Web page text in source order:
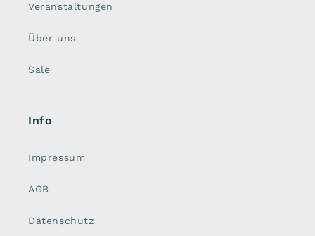
Veranstaltungen
Über uns
Sale
Info
Impressum
AGB
Datenschutz